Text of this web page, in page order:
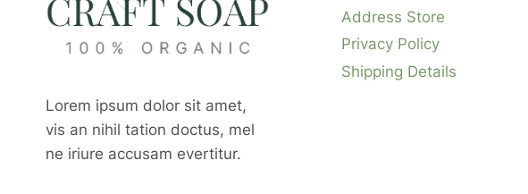
Lorem ipsum dolor sit amet,
vis an nihil tation doctus, mel
ne iriure accusam evertitur.
Address Store
Privacy Policy
Shipping Details